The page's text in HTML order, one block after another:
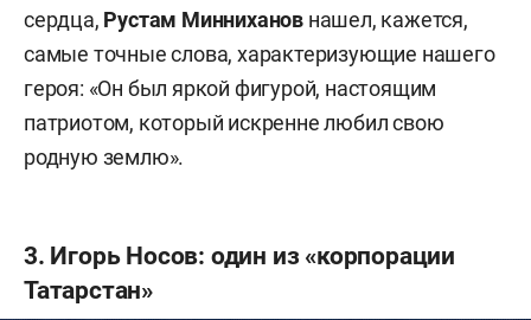
сердца, Рустам Минниханов нашел, кажется,
самые точные слова, характеризующие нашего
героя: «Он был яркой фигурой, настоящим
патриотом, который искренне любил свою
родную землю».
3. Игорь Носов: один из «корпорации
Татарстан»